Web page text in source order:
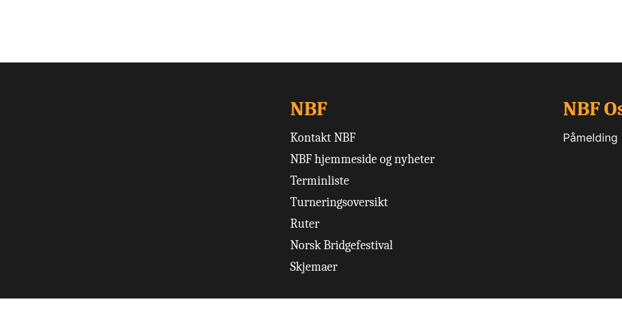
NBF
Kontakt NBF
NBF hjemmeside og nyheter
Terminliste
Turneringsoversikt
Ruter
Norsk Bridgefestival
Skjemaer
NBF
Påmelding